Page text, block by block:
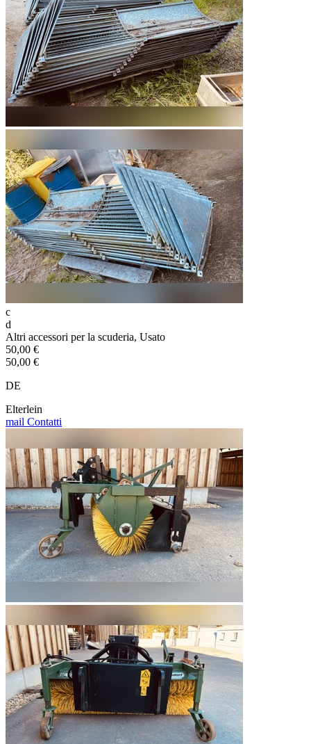
c
d
Altri accessori per la scuderia, Usato
50,00 €
50,00 €
DE
Elterlein
mail Contatti